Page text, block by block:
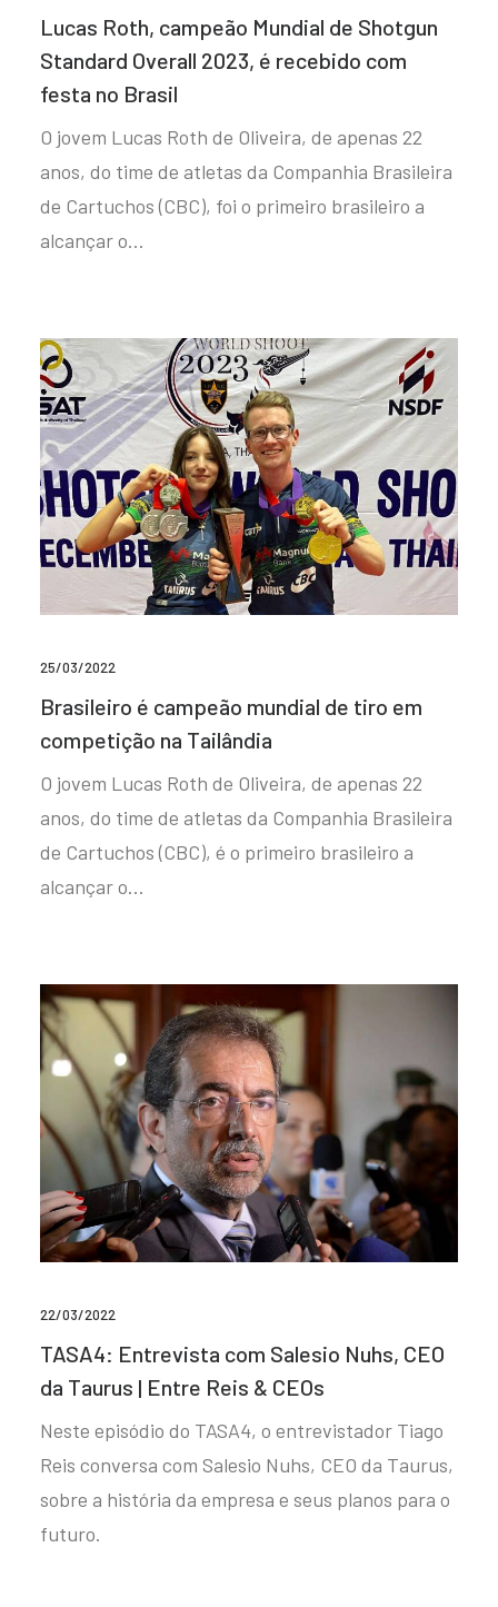
Lucas Roth, campeão Mundial de Shotgun
Standard Overall 2023, é recebido com
festa no Brasil
O jovem Lucas Roth de Oliveira, de apenas 22
anos, do time de atletas da Companhia Brasileira
de Cartuchos (CBC), foi o primeiro brasileiro a
alcançar o…
25/03/2022
Brasileiro é campeão mundial de tiro em
competição na Tailândia
O jovem Lucas Roth de Oliveira, de apenas 22
anos, do time de atletas da Companhia Brasileira
de Cartuchos (CBC), é o primeiro brasileiro a
alcançar o…
22/03/2022
TASA4: Entrevista com Salesio Nuhs, CEO
da Taurus | Entre Reis & CEOs
Neste episódio do TASA4, o entrevistador Tiago
Reis conversa com Salesio Nuhs, CEO da Taurus,
sobre a história da empresa e seus planos para o
futuro.